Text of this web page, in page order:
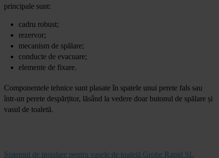
principale sunt:
cadru robust;
rezervor;
mecanism de spălare;
conducte de evacuare;
elemente de fixare.
Componentele tehnice sunt plasate în spatele unui perete fals sau
într-un perete despărțitor, lăsând la vedere doar butonul de spălare și
vasul de toaletă.
Sistemul de instalare pentru vasele de toaletă Grohe Rapid SL